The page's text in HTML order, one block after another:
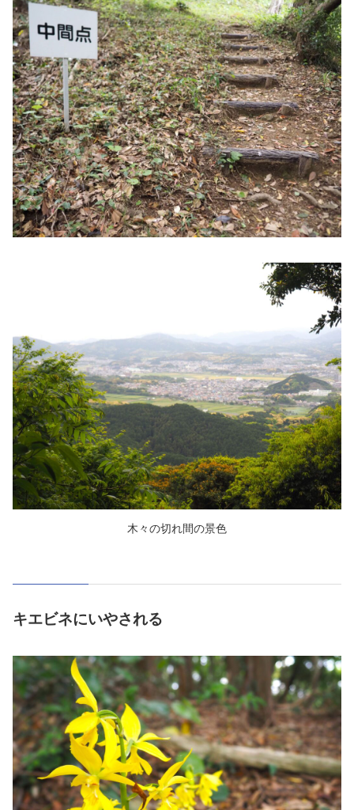
木々の切れ間の景色
キエビネにいやされる